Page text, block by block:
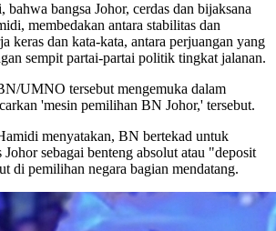
bangsa Johor, cerdas dan bijaksana
membedakan antara stabilitas dan
keras dan kata-kata, antara perjuangan yang
sempit partai-partai politik tingkat jalanan.
UMNO tersebut mengemuka dalam
'mesin pemilihan BN Johor,' tersebut.
menyatakan, BN bertekad untuk
Johor sebagai benteng absolut atau "deposit
di pemilihan negara bagian mendatang.